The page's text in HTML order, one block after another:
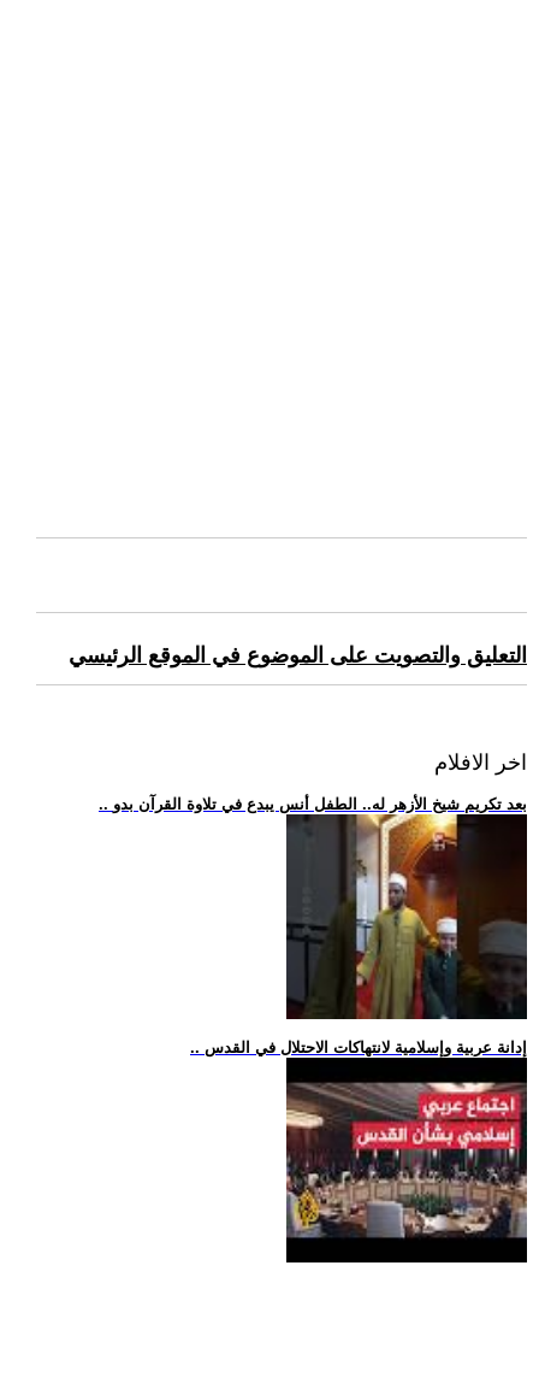
التعليق والتصويت على الموضوع في الموقع الرئيسي
اخر الافلام
.. بعد تكريم شيخ الأزهر له.. الطفل أنس يبدع في تلاوة القرآن بدو
.. إدانة عربية وإسلامية لانتهاكات الاحتلال في القدس